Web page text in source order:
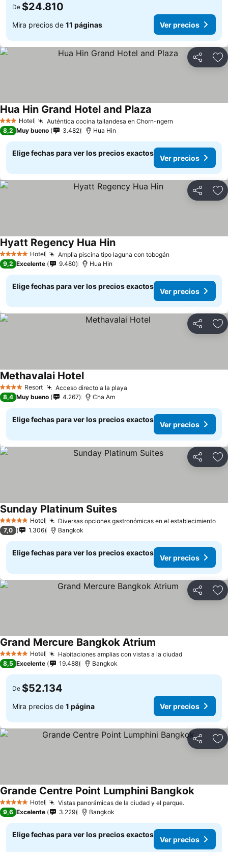
De $24.810
Mira precios de 11 páginas Ver precios
Compartir
3 Estrellas
Hotel Auténtica cocina tailandesa en Chorn-ngern
Hua Hin Grand Hotel and Plaza
8,2 Muy bueno 3.482 Hua Hin
Elige fechas para ver los precios exactos
Ver precios
Compartir
5 Estrellas Hotel Amplia piscina tipo laguna con tobogán
Hyatt Regency Hua Hin
9,2 Excelente 9.480 Hua Hin
Elige fechas para ver los precios exactos
Ver precios
Compartir
4 EstrellasResort Acceso directo a la playa
Methavalai Hotel
8,4 Muy bueno 4.267 Cha Am
Elige fechas para ver los precios exactos
Ver precios
Compartir
5 Estrellas Hotel Diversas opciones gastronómicas en el establecimiento
Sunday Platinum Suites
7,0 1.306 Bangkok
Elige fechas para ver los precios exactos
Ver precios
Compartir
5 Estrellas Hotel Habitaciones amplias con vistas a la ciudad
Grand Mercure Bangkok Atrium
8,5 Excelente 19.488 Bangkok
De $52.134
Mira precios de 1 página Ver precios
Compartir
5 Estrellas Hotel Vistas panorámicas de la ciudad y el parque.
Grande Centre Point Lumphini Bangkok
9,6 Excelente 3.229 Bangkok
Elige fechas para ver los precios exactos
Ver precios